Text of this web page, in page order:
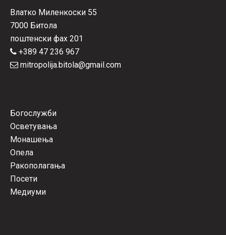
Влатко Миленкоски 55
7000 Битола
поштенски фах 201
+389 47 236 967
mitropolija.bitola@gmail.com
Богослужби
Осветувања
Монашења
Опела
Ракополагања
Посети
Медиуми